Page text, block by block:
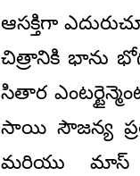
ఆసక్తిగా
చిత్రానికి భాను
సితార
సాయి సౌజన్య
మరియు మాస్